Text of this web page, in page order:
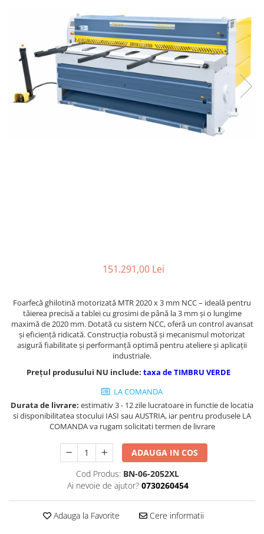
Strunguri pentru metal
Strunguri CNC
Strunguri cu cutie de viteze
Strunguri cu surub de ghidare
Strunguri de precizie
Strunguri metal cu freza
Masini de gaurit cu coloana si cap
Masini de gaurit cu coloana si
curea de distributie
Masini de gaurit cu masa
Masini de gaurit cu stand si
Masini de gaurit radiale
Masini de gaurit si frezat
Masini de gaurit cu freza
Masini de frezat universale
Masini de frezat cu batiu
Masini de frezat multifunctionale
Masini de frezat universale SERVO
Masini de frezat verticale
Masini de slefuit metal
151.291,00 Lei
Foarfecă ghilotină motorizată MTR 2020 x 3 mm NCC – ideală pentru
tăierea precisă a tablei cu grosimi de până la 3 mm și o lungime
maximă de 2020 mm. Dotată cu sistem NCC, oferă un control avansat
și eficiență ridicată. Construcția robustă și mecanismul motorizat
asigură fiabilitate și performanță optimă pentru ateliere și aplicații
industriale.
Prețul produsului NU include: taxa de TIMBRU VERDE
LA COMANDA
Durata de livrare: estimativ 3 - 12 zile lucratoare in functie de locatia
si disponibilitatea stocului IASI sau AUSTRIA, iar pentru produsele LA
COMANDA va rugam solicitati termen de livrare
ADAUGA IN COS
Cod Produs: BN-06-2052XL
Ai nevoie de ajutor? 0730260454
Adauga la Favorite Cere informatii